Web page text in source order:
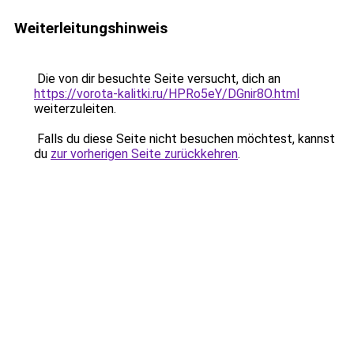
Weiterleitungshinweis
Die von dir besuchte Seite versucht, dich an
https://vorota-kalitki.ru/HPRo5eY/DGnir8O.html
weiterzuleiten.
Falls du diese Seite nicht besuchen möchtest, kannst
du zur vorherigen Seite zurückkehren.